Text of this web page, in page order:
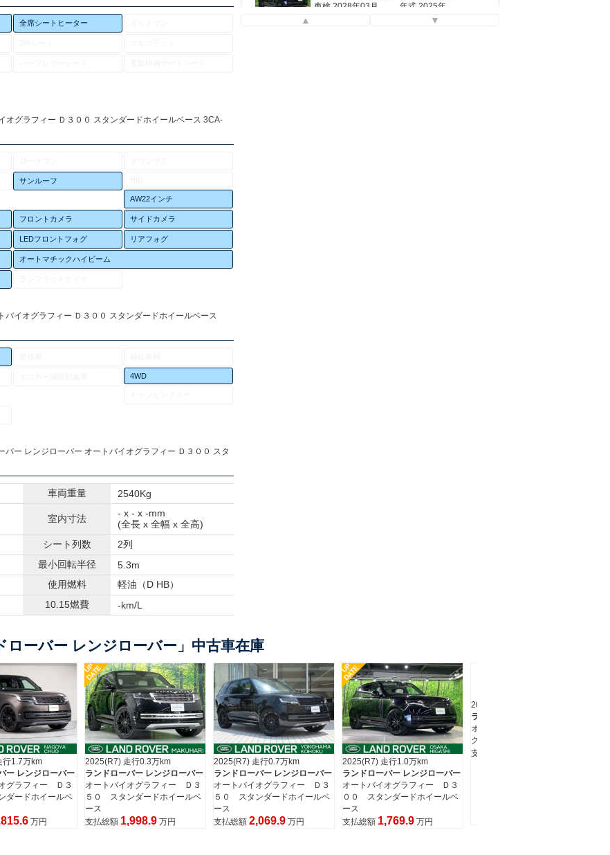
全席シートヒーター
オグラフィー Ｄ３００ スタンダードホイールベース 3CA-
サンルーフ
AW22インチ
フロントカメラ サイドカメラ
LEDフロントフォグ リアフォグ
オートマチックハイビーム
バイオグラフィー Ｄ３００ スタンダードホイールベース
4WD
バー レンジローバー オートバイオグラフィー Ｄ３００ スタ
車両重量 2540Kg
室内寸法
- x - x -mm
(全長 x 全幅 x 全高)
シート列数
2列
最小回転半径
5.3m
使用燃料
軽油（D HB）
10.15燃費 -km/L
車検 2028年03月
年式 2025年
▲ ▼
ーバー レンジローバー」中古車在庫
行0.3万km
ー レンジローバー
グラフィー Ｄ３
ダードホイールベ
万円
2025(R7) 走行0.7万km
ランドローバー レンジローバー
オートバイオグラフィー Ｄ３
５０ スタンダードホイールベ
ース
支払総額 2,069.9 万円
UP
DATE
2025(R7) 走行1.0万km
ランドローバー レンジローバー
オートバイオグラフィー Ｄ３
００ スタンダードホイールベ
ース
支払総額 1,769.9 万円
2016(H28) 走行5.3万km
ランドローバー レンジローバー
オートバイオグラフィー ロン
グホイールベース
支払総額672.8万円